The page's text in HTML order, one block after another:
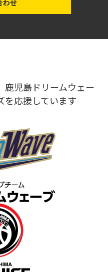
わせ
鹿児島ドリームウェー
を応援しています